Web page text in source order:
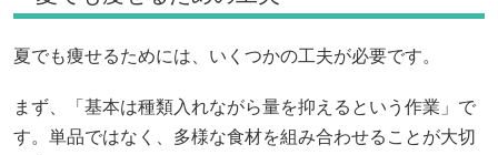
夏でも痩せるためには、いくつかの工夫が必要です。
まず、「基本は種類入れながら量を抑えるという作業」で
す。単品ではなく、多様な食材を組み合わせることが大切